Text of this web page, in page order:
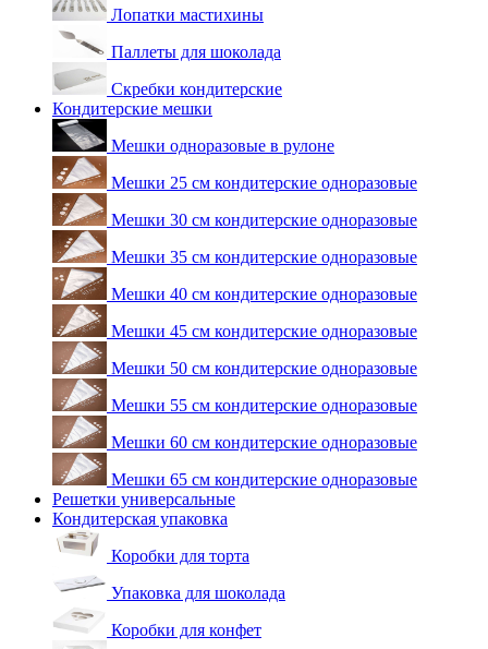
Лопатки мастихины
Паллеты для шоколада
Скребки кондитерские
Кондитерские мешки
Мешки одноразовые в рулоне
Мешки 25 см кондитерские одноразовые
Мешки 30 см кондитерские одноразовые
Мешки 35 см кондитерские одноразовые
Мешки 40 см кондитерские одноразовые
Мешки 45 см кондитерские одноразовые
Мешки 50 см кондитерские одноразовые
Мешки 55 см кондитерские одноразовые
Мешки 60 см кондитерские одноразовые
Мешки 65 см кондитерские одноразовые
Решетки универсальные
Кондитерская упаковка
Коробки для торта
Упаковка для шоколада
Коробки для конфет